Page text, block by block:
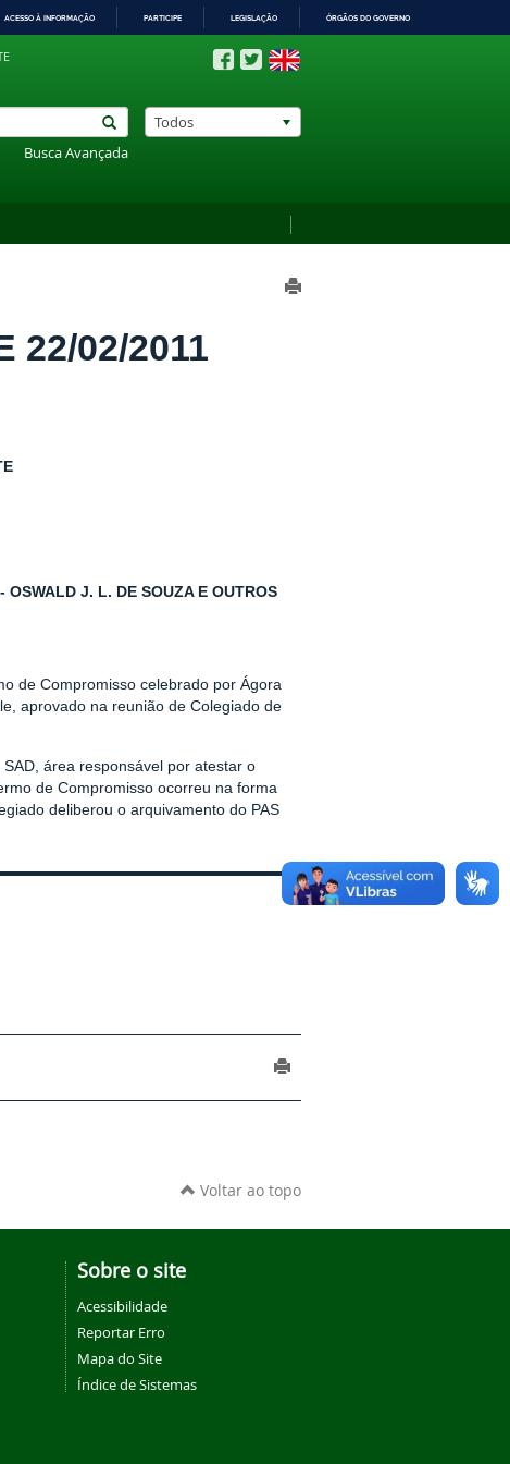
ACESSO À INFORMAÇÃO PARTICIPE LEGISLAÇÃO ÓRGÃOS DO GOVERNO
Busca Avançada
Todos
22/02/2011
OSWALD J. L. DE SOUZA E OUTROS
de Compromisso celebrado por Ágora
aprovado na reunião de Colegiado de
área responsável por atestar o
de Compromisso ocorreu na forma
deliberou o arquivamento do PAS
Voltar ao topo
Sobre o site
Acessibilidade
Reportar Erro
Mapa do Site
Índice de Sistemas